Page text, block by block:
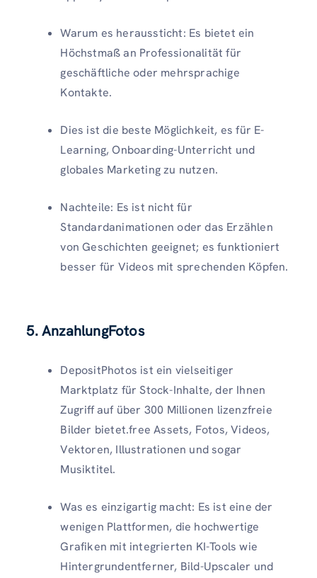
Warum es heraussticht: Es bietet ein
Höchstmaß an Professionalität für
geschäftliche oder mehrsprachige
Kontakte.
Dies ist die beste Möglichkeit, es für E-
Learning, Onboarding-Unterricht und
globales Marketing zu nutzen.
Nachteile: Es ist nicht für
Standardanimationen oder das Erzählen
von Geschichten geeignet; es funktioniert
besser für Videos mit sprechenden Köpfen.
5.AnzahlungFotos
DepositPhotos ist ein vielseitiger
Marktplatz für Stock-Inhalte, der Ihnen
Zugriff auf über 300 Millionen lizenzfreie
Bilder bietet.free Assets, Fotos, Videos,
Vektoren, Illustrationen und sogar
Musiktitel.
Was es einzigartig macht: Es ist eine der
wenigen Plattformen, die hochwertige
Grafiken mit integrierten KI-Tools wie
Hintergrundentferner, Bild-Upscaler und